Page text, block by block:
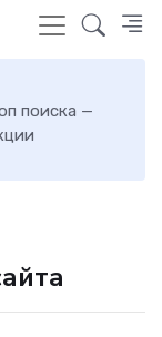
в WordPress и
инструкция